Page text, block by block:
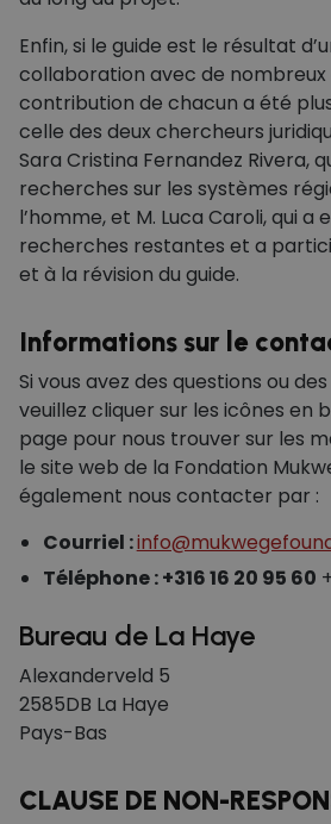
Enfin, si le guide est le résultat
collaboration avec de
contribution de chacun a été
celle des deux chercheurs
Sara Cristina Fernandez Rivera,
recherches sur les systèmes
l’homme, et M. Luca Caroli, qui a
recherches restantes et a
et à la révision du guide.
Informations sur le
Si vous avez des questions ou
veuillez cliquer sur les icônes en
page pour nous trouver sur les
le site web de la Fondation
également nous contacter par :
Courriel :
Téléphone : +316 16 20 95 60
Bureau de La Haye
Alexanderveld 5
2585DB La Haye
Pays-Bas
CLAUSE DE NON-